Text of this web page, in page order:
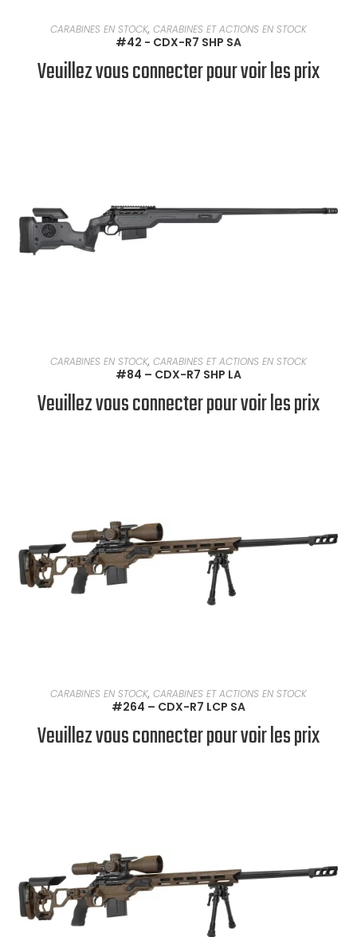
EN SAVOIR PLUS
CARABINES EN STOCK, CARABINES ET ACTIONS EN STOCK
#42 - CDX-R7 SHP SA
Veuillez vous connecter pour voir les prix
EN SAVOIR PLUS
CARABINES EN STOCK, CARABINES ET ACTIONS EN STOCK
#84 – CDX-R7 SHP LA
Veuillez vous connecter pour voir les prix
EN SAVOIR PLUS
CARABINES EN STOCK, CARABINES ET ACTIONS EN STOCK
#264 – CDX-R7 LCP SA
Veuillez vous connecter pour voir les prix